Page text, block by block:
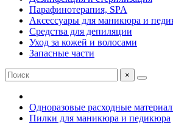
Парафинотерапия, SPA
Аксессуары для маникюра и
Средства для депиляции
Уход за кожей и волосами
Запасные части
×
Одноразовые расходные
Пилки для маникюра и педикюра